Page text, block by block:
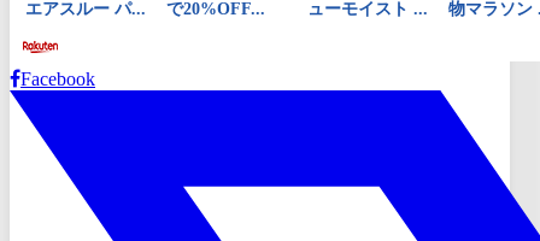
Facebook